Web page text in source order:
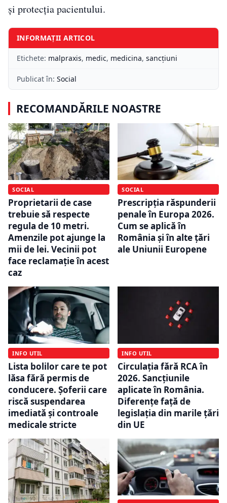
și protecția pacientului.
INFORMAȚII ARTICOL
Etichete: malpraxis, medic, medicina, sancțiuni
Publicat în: Social
RECOMANDĂRILE NOASTRE
SOCIAL
Proprietarii de case
trebuie să respecte
regula de 10 metri.
Amenzile pot ajunge la
mii de lei. Vecinii pot
face reclamație în acest
caz
SOCIAL
Prescripția răspunderii
penale în Europa 2026.
Cum se aplică în
România și în alte țări
ale Uniunii Europene
INFO UTIL
Lista bolilor care te pot
lăsa fără permis de
conducere. Șoferii care
riscă suspendarea
imediată și controale
medicale stricte
INFO UTIL
Circulația fără RCA în
2026. Sancțiunile
aplicate în România.
Diferențe față de
legislația din marile țări
din UE